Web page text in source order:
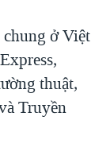
ở Việt
thuật,
Truyền